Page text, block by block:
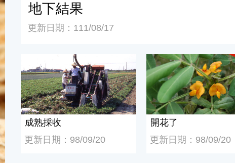
地下結果
更新日期：111/08/17
成熟採收
更新日期：98/09/20
開花了
開花了
更新日期：98/09/20